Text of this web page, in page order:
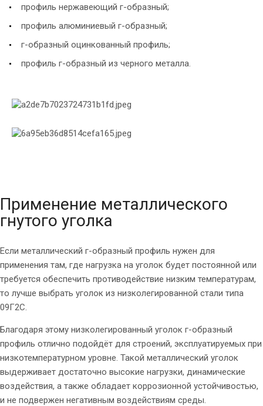
профиль нержавеющий г-образный;
профиль алюминиевый г-образный;
г-образный оцинкованный профиль;
профиль г-образный из черного металла.
Применение металлического
гнутого уголка
Если металлический г-образный профиль нужен для
применения там, где нагрузка на уголок будет постоянной или
требуется обеспечить противодействие низким температурам,
то лучше выбрать уголок из низколегированной стали типа
09Г2С.
Благодаря этому низколегированный уголок г-образный
профиль отлично подойдёт для строений, эксплуатируемых при
низкотемпературном уровне. Такой металлический уголок
выдерживает достаточно высокие нагрузки, динамические
воздействия, а также обладает коррозионной устойчивостью,
и не подвержен негативным воздействиям среды.